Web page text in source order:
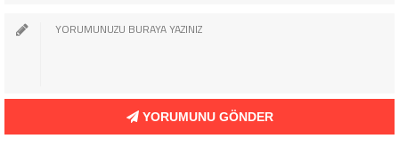
YORUMUNU GÖNDER